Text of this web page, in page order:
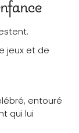
jeux et de
entouré
qui lui